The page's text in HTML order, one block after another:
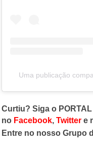
Uma publicação
Curtiu? Siga o
no Facebook,Twitter e
Entre no nosso Grupo